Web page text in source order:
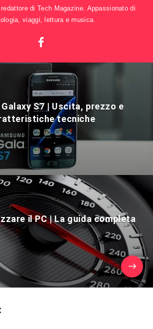
di Tech Magazine. Appassionato di
viaggi, lettura e musica.
S7 | Uscita, prezzo e
tecniche
il PC | La guida completa